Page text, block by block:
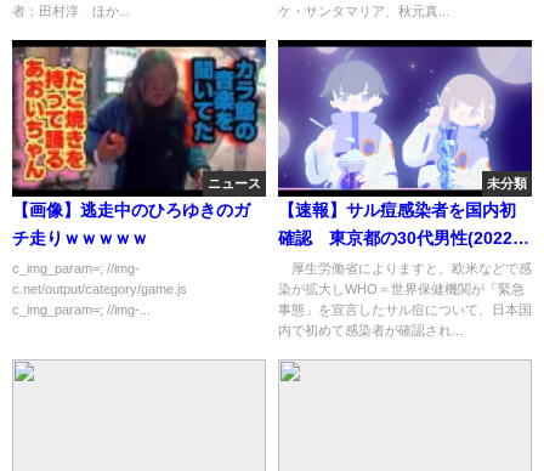
者：田村淳 ほか...
ケ・サンタマリア、秋元真...
ニュース
【画像】逃走中のひろゆきのガ
チ走りｗｗｗｗｗ
c_img_param=; //img-
c.net/output/category/game.js
c_img_param=; //img-...
未分類
【速報】サル痘感染者を国内初
確認 東京都の30代男性(2022年
7月25日)
厚生労働省によりますと、欧米などで感
染が拡大しWHO＝世界保健機関が「緊急
事態」を宣言したサル痘について、日本国
内で初めて感染者が確認され...